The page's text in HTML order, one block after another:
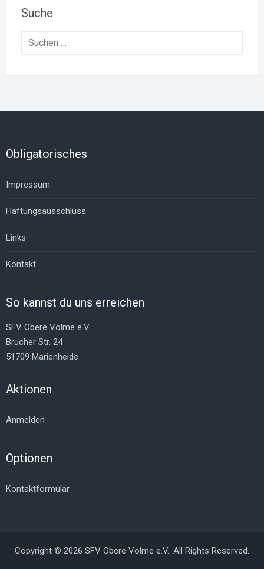
Suche
Suchen
Obligatorisches
Impressum
Haftungsausschluss
Links
Kontakt
So kannst du uns erreichen
SFV Obere Volme e.V.
Brucher Str. 24
51709 Marienheide
Aktionen
Anmelden
Optionen
Kontaktformular
Copyright © 2026 SFV Obere Volme e.V.. All Rights Reserved.